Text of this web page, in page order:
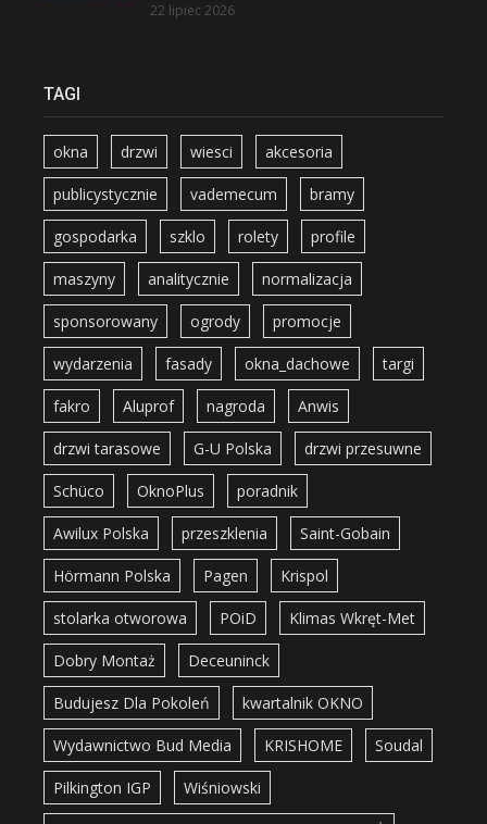
22 lipiec 2026
TAGI
okna drzwi wiesci akcesoria
publicystycznie vademecum bramy
gospodarka szklo rolety profile
maszyny analitycznie normalizacja
sponsorowany ogrody promocje
wydarzenia fasady okna_dachowe targi
fakro Aluprof nagroda Anwis
drzwi tarasowe G-U Polska drzwi przesuwne
Schüco OknoPlus poradnik
Awilux Polska przeszklenia Saint-Gobain
Hörmann Polska Pagen Krispol
stolarka otworowa POiD Klimas Wkręt-Met
Dobry Montaż Deceuninck
Budujesz Dla Pokoleń kwartalnik OKNO
Wydawnictwo Bud Media KRISHOME Soudal
Pilkington IGP Wiśniowski